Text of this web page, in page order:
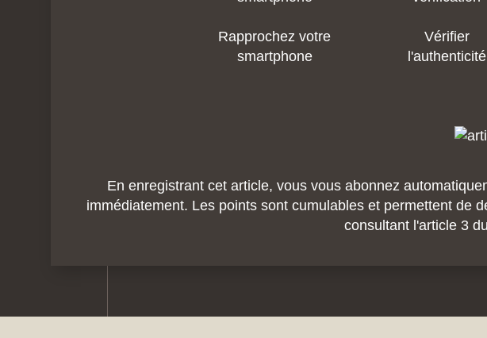
Rapprochez votre
smartphone
Vérifier
l'authenticité
En enregistrant cet article, vous vous abonnez
immédiatement. Les points sont cumulables et permettent de
consultant l'article 3